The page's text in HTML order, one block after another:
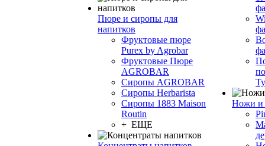
Пюре и сиропы для
напитков
Фруктовые пюре
Purex by Agrobar
Фруктовые Пюре
AGROBAR
Сиропы AGROBAR
Сиропы Herbarista
Сиропы 1883 Maison
Routin
+ ЕЩЕ
Ножи и